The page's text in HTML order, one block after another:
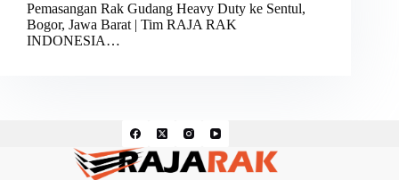
Pemasangan Rak Gudang Heavy Duty ke Sentul,
Bogor, Jawa Barat | Tim RAJA RAK
INDONESIA…